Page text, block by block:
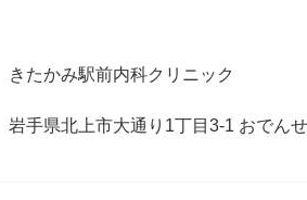
きたかみ駅前内科クリニック
岩手県北上市大通り1丁目3-1 おでん